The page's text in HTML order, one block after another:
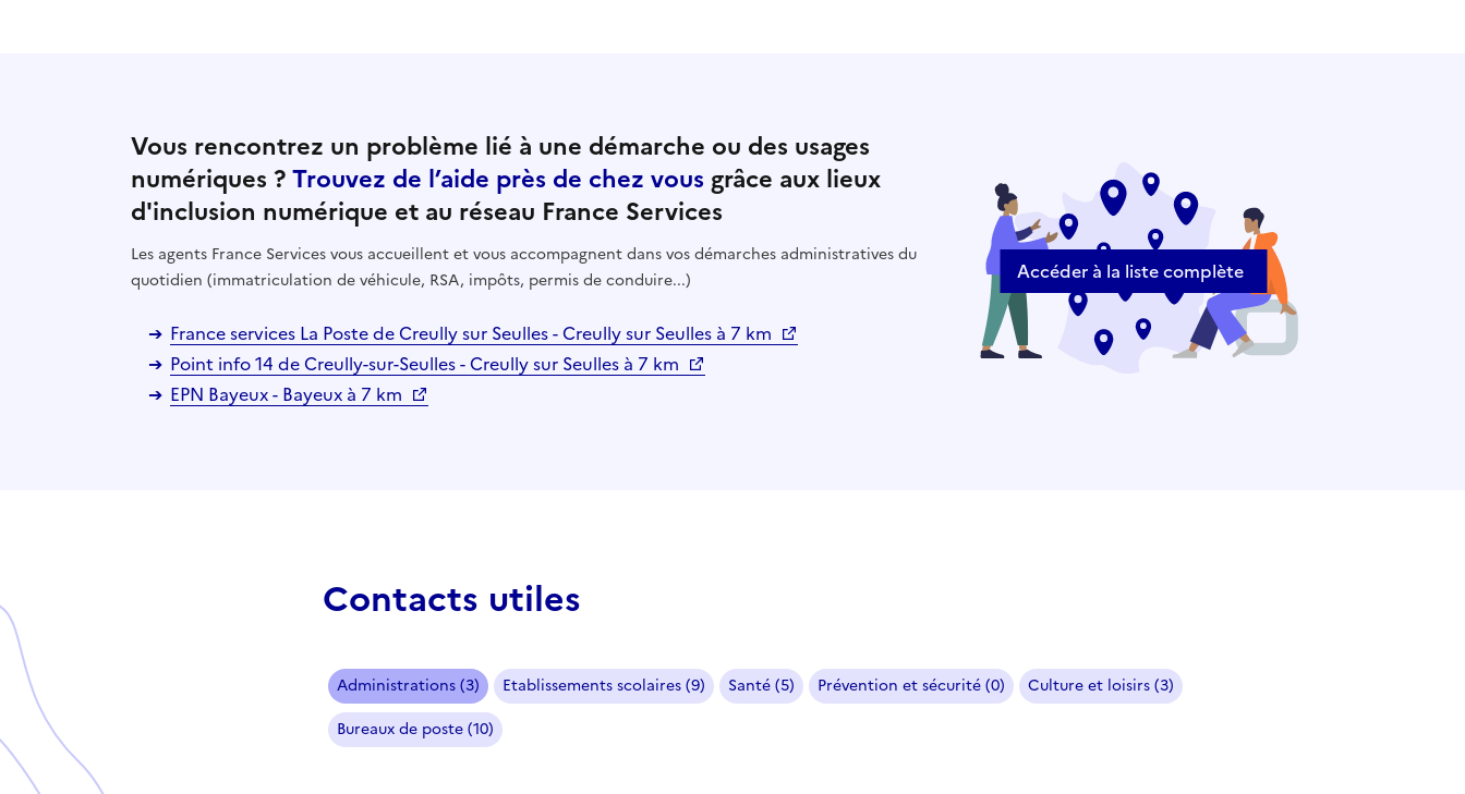
Vous rencontrez un problème lié à une démarche ou des usages
numériques ?Trouvez de l’aide près de chez vous grâce aux lieux
d'inclusion numérique et au réseau France Services
Les agents France Services vous accueillent et vous accompagnent dans vos démarches administratives du
quotidien (immatriculation de véhicule, RSA, impôts, permis de conduire...)
France services La Poste de Creully sur Seulles - Creully sur Seulles à 7 km
Point info 14 de Creully-sur-Seulles - Creully sur Seulles à 7 km
EPN Bayeux - Bayeux à 7 km
Accéder à la liste complète
Contacts utiles
Administrations (3) Etablissements scolaires (9) Santé (5) Prévention et sécurité (0)
Culture et loisirs (3)
Bureaux de poste (10)